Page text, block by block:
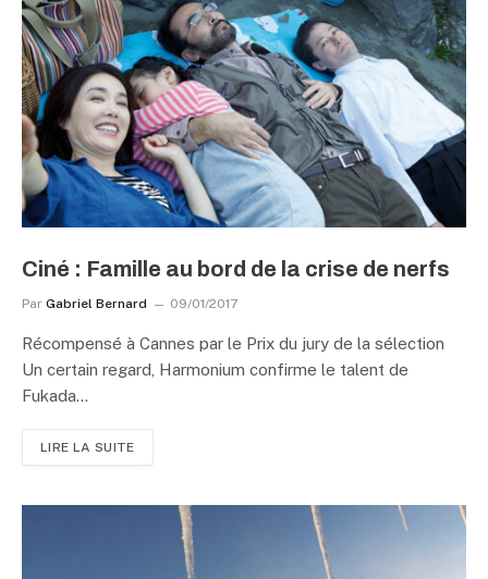
Ciné : Famille au bord de la crise de nerfs
Par Gabriel Bernard 09/01/2017
Récompensé à Cannes par le Prix du jury de la sélection
Un certain regard, Harmonium confirme le talent de
Fukada…
LIRE LA SUITE